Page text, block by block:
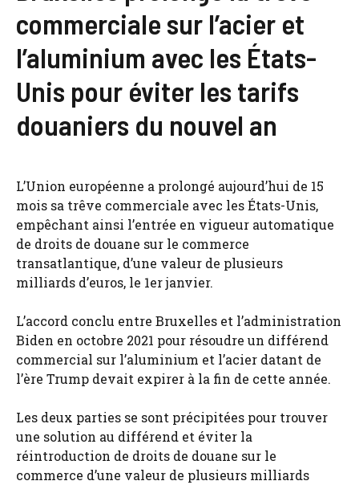
commerciale sur l’acier et
l’aluminium avec les États-
Unis pour éviter les tarifs
douaniers du nouvel an
L’Union européenne a prolongé aujourd’hui de 15
mois sa trêve commerciale avec les États-Unis,
empêchant ainsi l’entrée en vigueur automatique
de droits de douane sur le commerce
transatlantique, d’une valeur de plusieurs
milliards d’euros, le 1er janvier.
L’accord conclu entre Bruxelles et l’administration
Biden en octobre 2021 pour résoudre un différend
commercial sur l’aluminium et l’acier datant de
l’ère Trump devait expirer à la fin de cette année.
Les deux parties se sont précipitées pour trouver
une solution au différend et éviter la
réintroduction de droits de douane sur le
commerce d’une valeur de plusieurs milliards